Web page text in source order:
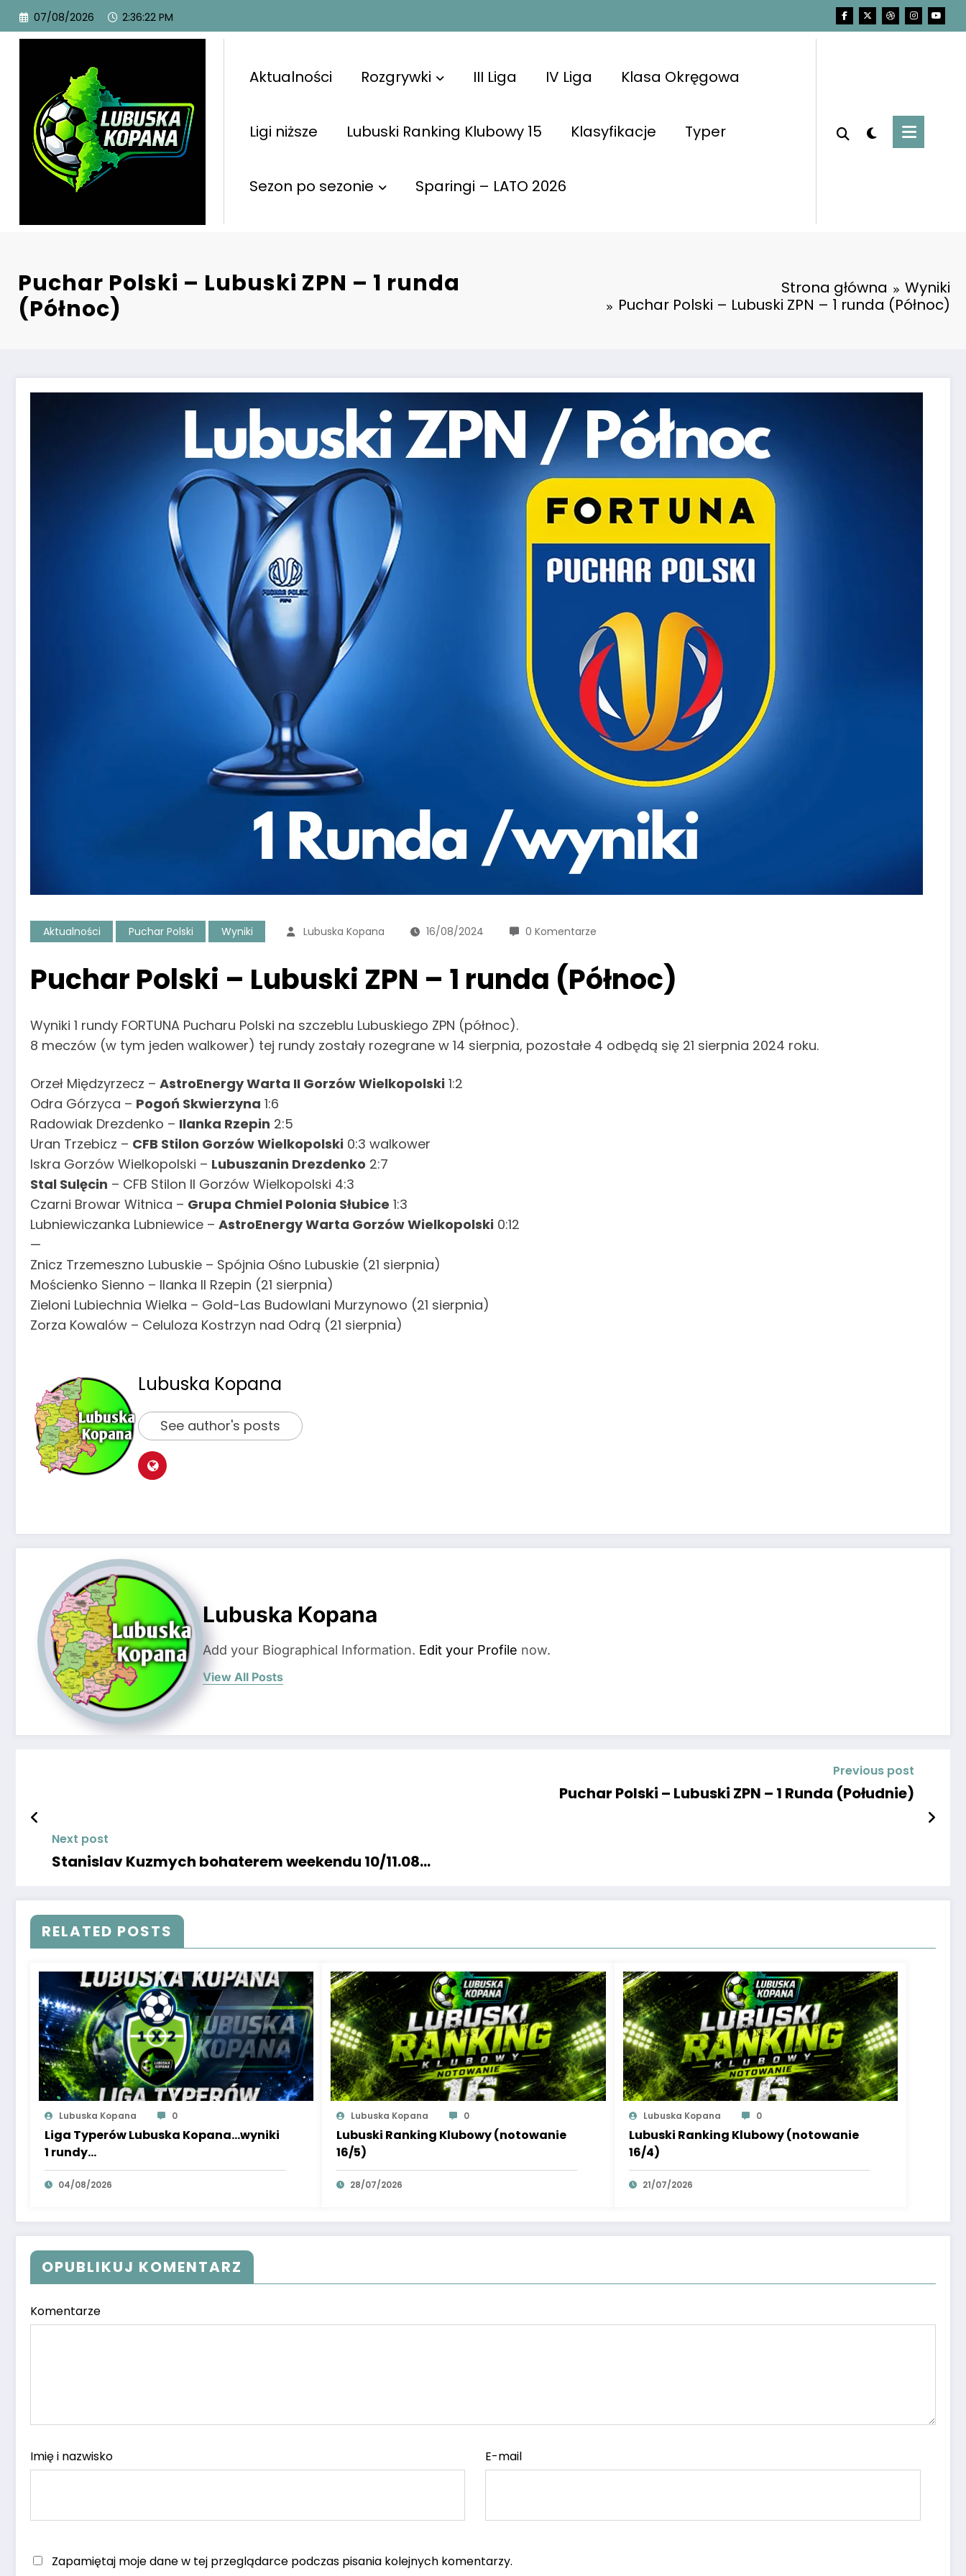
07/08/2026 2:36:23 PM
Aktualności Rozgrywki III Liga IV Liga Klasa Okręgowa
Ligi niższe Lubuski Ranking Klubowy 15 Klasyfikacje Typer
Sezon po sezonie Sparingi – LATO 2026
Puchar Polski – Lubuski ZPN – 1 runda
(Północ)
Strona główna
Wyniki
Puchar Polski – Lubuski ZPN – 1 runda (Północ)
Aktualności Puchar Polski Wyniki Lubuska Kopana 16/08/2024 0 Komentarze
Puchar Polski – Lubuski ZPN – 1 runda (Północ)
Wyniki 1 rundy FORTUNA Pucharu Polski na szczeblu Lubuskiego ZPN (północ).
8 meczów (w tym jeden walkower) tej rundy zostały rozegrane w 14 sierpnia, pozostałe 4 odbędą się 21 sierpnia 2024 roku.
Orzeł Międzyrzecz – AstroEnergy Warta II Gorzów Wielkopolski 1:2
Odra Górzyca – Pogoń Skwierzyna 1:6
Radowiak Drezdenko – Ilanka Rzepin 2:5
Uran Trzebicz – CFB Stilon Gorzów Wielkopolski 0:3 walkower
Iskra Gorzów Wielkopolski – Lubuszanin Drezdenko 2:7
Stal Sulęcin – CFB Stilon II Gorzów Wielkopolski 4:3
Czarni Browar Witnica – Grupa Chmiel Polonia Słubice 1:3
Lubniewiczanka Lubniewice – AstroEnergy Warta Gorzów Wielkopolski 0:12
—
Znicz Trzemeszno Lubuskie – Spójnia Ośno Lubuskie (21 sierpnia)
Mościenko Sienno – Ilanka II Rzepin (21 sierpnia)
Zieloni Lubiechnia Wielka – Gold-Las Budowlani Murzynowo (21 sierpnia)
Zorza Kowalów – Celuloza Kostrzyn nad Odrą (21 sierpnia)
Lubuska Kopana
See author's posts
Lubuska Kopana
Add your Biographical Information. Edit your Profile now.
View All Posts
Previous post
Puchar Polski – Lubuski ZPN – 1 Runda (Południe)
Next post
Stanislav Kuzmych bohaterem weekendu 10/11.08…
RELATED POSTS
Lubuska Kopana 0
Liga Typerów Lubuska Kopana…wyniki
1 rundy…
04/08/2026
Lubuska Kopana 0
Lubuski Ranking Klubowy (notowanie
16/5)
28/07/2026
Lubuska Kopana 0
Lubuski Ranking Klubowy (notowanie
16/4)
21/07/2026
OPUBLIKUJ KOMENTARZ
Komentarze
Imię i nazwisko E-mail
Zapamiętaj moje dane w tej przeglądarce podczas pisania kolejnych komentarzy.